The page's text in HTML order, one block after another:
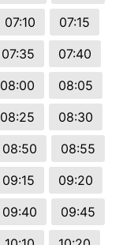
07:10
07:15
07:35
07:40
08:00
08:05
08:25
08:30
08:50
08:55
09:15
09:20
09:40
09:45